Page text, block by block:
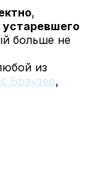
,
устаревшего
больше не
из
,